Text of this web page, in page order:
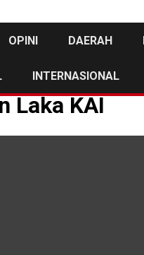
OPINI DAERAH
INTERNASIONAL
Laka KAI